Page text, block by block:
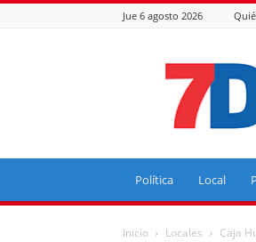
Jue 6 agosto 2026
Política Local
Inicio Locales Caja